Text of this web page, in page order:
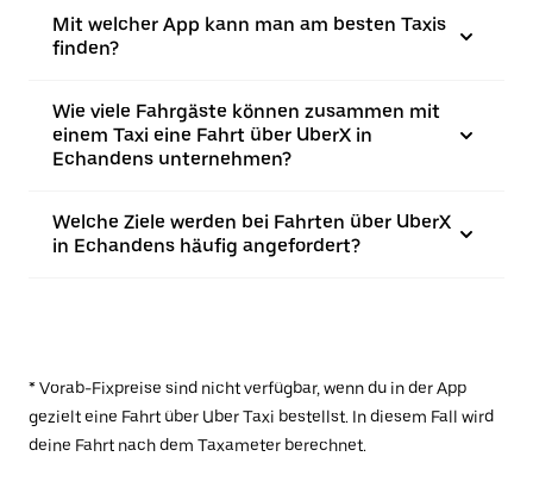
Mit welcher App kann man am besten Taxis
finden?
Wie viele Fahrgäste können zusammen mit
einem Taxi eine Fahrt über UberX in
Echandens unternehmen?
Welche Ziele werden bei Fahrten über UberX
in Echandens häufig angefordert?
* Vorab-Fixpreise sind nicht verfügbar, wenn du in der App
gezielt eine Fahrt über Uber Taxi bestellst. In diesem Fall wird
deine Fahrt nach dem Taxameter berechnet.